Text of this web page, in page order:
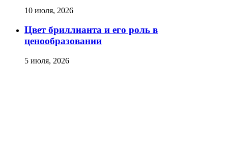
10 июля, 2026
Цвет бриллианта и его роль в
ценообразовании
5 июля, 2026